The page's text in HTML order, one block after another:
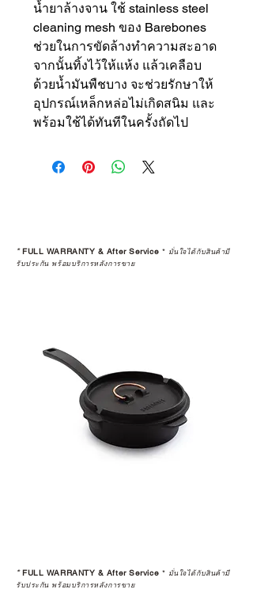
น้ำยาล้างจาน ใช้ stainless steel
cleaning mesh ของ Barebones
ช่วยในการขัดล้างทำความสะอาด
จากนั้นทิ้งไว้ให้แห้ง แล้วเคลือบ
ด้วยน้ำมันพืชบาง จะช่วยรักษาให้
อุปกรณ์เหล็กหล่อไม่เกิดสนิม และ
พร้อมใช้ได้ทันทีในครั้งถัดไป
*FULL WARRANTY & After Service * มั่นใจได้กับสินค้ามี
รับประกัน พร้อมบริการหลังการขาย
*FULL WARRANTY & After Service * มั่นใจได้กับสินค้ามี
รับประกัน พร้อมบริการหลังการขาย